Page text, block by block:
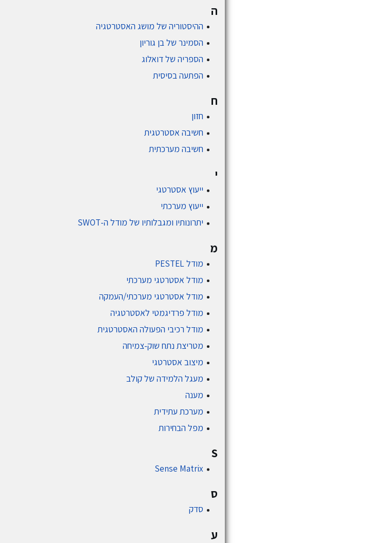
ה
ההיסטוריה של מושג האסטרטגיה
הסמינר של בן גוריון
הספריה של דואלוג
הפתעה בסיסית
ח
חזון
חשיבה אסטרטגית
חשיבה מערכתית
י
ייעוץ אסטרטגי
ייעוץ מערכתי
יתרונותיו ומגבלותיו של מודל ה-SWOT
מ
מודל PESTEL
מודל אסטרטגי מערכתי
מודל אסטרטגי מערכתי/העמקה
מודל פרדיגמטי לאסטרטגיה
מודל רכיבי הפעולה האסטרטגית
מטריצת נתח שוק-צמיחה
מיצוב אסטרטגי
מעגל הלמידה של קולב
מענה
מערכת עתידית
מפל הבחירות
S
Sense Matrix
ס
סדק
ע